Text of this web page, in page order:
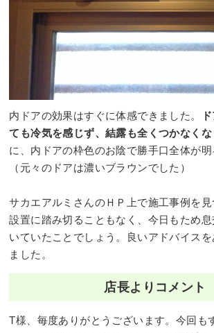
内ドアの効果はすぐに体感できました。
ても冷気を感じず、結露も全くつかなくな
に、内ドアの枠色のお陰で勝手口全体が明
（元々のドアは濃いブラウンでした）
サカエアルミさんのＨＰ上で施工事例を
設置に踏み切ることもなく、今日もため
いていたことでしょう。良いアドバイス
ました。
店長よりコメント
T様、毎度ありがとうございます。今回も